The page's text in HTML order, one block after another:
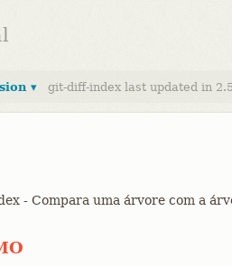
▾ git-diff-index last updated in
- Compara uma árvore com a